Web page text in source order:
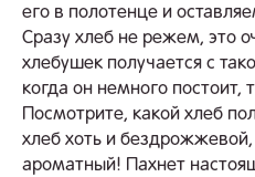
его в полотенце и
Сразу хлеб не режем, это
хлебушек получается с
когда он немного постоит,
Посмотрите, какой хлеб
хлеб хоть и
ароматный! Пахнет